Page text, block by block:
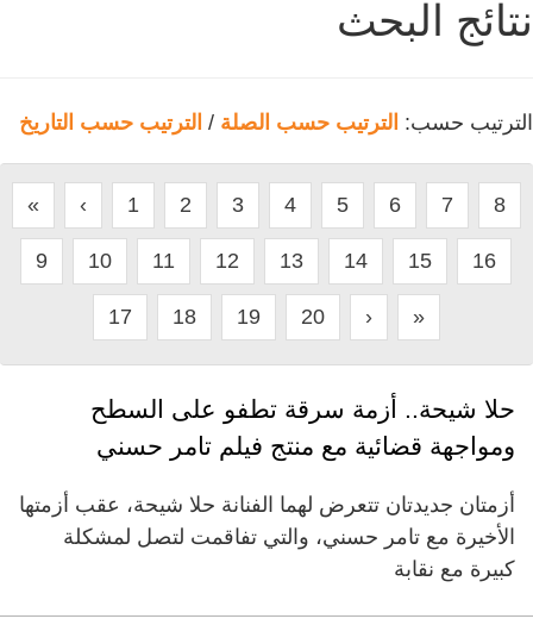
نتائج البحث
الترتيب حسب: الترتيب حسب الصلة / الترتيب حسب التاريخ
« ‹ 1 2 3 4 5 6 7 8
9 10 11 12 13 14 15 16
17 18 19 20 › »
حلا شيحة.. أزمة سرقة تطفو على السطح
ومواجهة قضائية مع منتج فيلم تامر حسني
أزمتان جديدتان تتعرض لهما الفنانة حلا شيحة، عقب أزمتها
الأخيرة مع تامر حسني، والتي تفاقمت لتصل لمشكلة
كبيرة مع نقابة